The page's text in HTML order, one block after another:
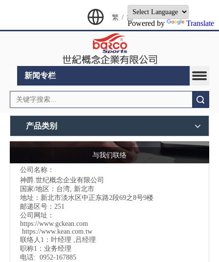
Powered by Translate
繁 / 简
新闻专栏
产品类别
与我们联络
公司名称：
神爵.世纪概念企业有限公司
国家/地区：台湾, 新北市
地址： 新北市淡水区中正东路2段69之8号9楼
邮递区号：251
公司网址：
https://www.gckean.com
https://www.kean.com.tw
联络人1：叶经理 ,吕经理
职称1：业务经理
电话: 0952-167885